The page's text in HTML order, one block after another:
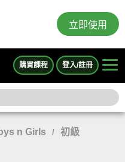
立即使用
購買課程 登入/註冊
n Girls /
初級